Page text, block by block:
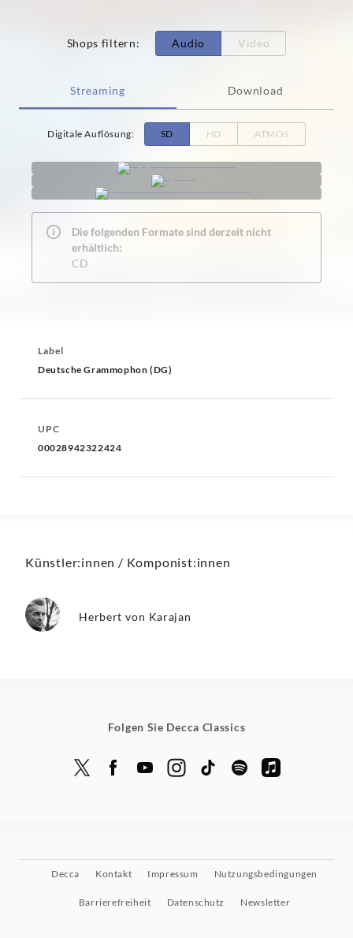
Shops filtern: Audio Video
Streaming Download
Digitale Auflösung: SD HD ATMOS
Die folgenden Formate sind derzeit nicht
erhältlich:
CD
Label
Deutsche Grammophon (DG)
UPC
00028942322424
Künstler:innen / Komponist:innen
Herbert von Karajan
Folgen Sie Decca Classics
Decca Kontakt Impressum Nutzungsbedingungen
Barrierefreiheit Datenschutz Newsletter